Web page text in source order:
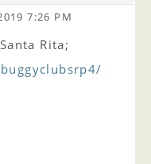
7:26 PM
Rita;